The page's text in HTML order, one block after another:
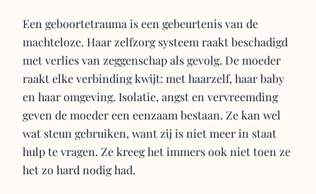
Een geboortetrauma is een gebeurtenis van de
machteloze. Haar zelfzorg systeem raakt beschadigd
met verlies van zeggenschap als gevolg. De moeder
raakt elke verbinding kwijt: met haarzelf, haar baby
en haar omgeving. Isolatie, angst en vervreemding
geven de moeder een eenzaam bestaan. Ze kan wel
wat steun gebruiken, want zij is niet meer in staat
hulp te vragen. Ze kreeg het immers ook niet toen ze
het zo hard nodig had.